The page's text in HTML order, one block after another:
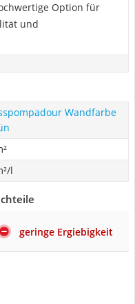
Option für
und
Wandfarbe
l
geringe Ergiebigkeit